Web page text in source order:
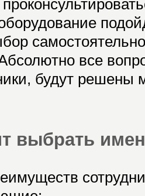
все
будут решены
выбрать